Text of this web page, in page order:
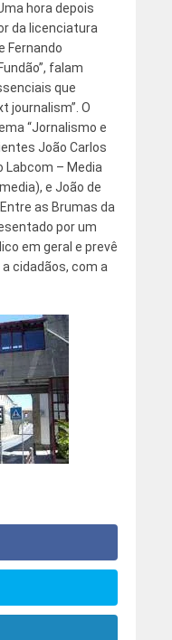
hora depois
da licenciatura
Fernando
falam
que
journalism”. O
“Jornalismo e
João Carlos
Labcom – Media
e João de
as Brumas da
por um
em geral e prevê
cidadãos, com a